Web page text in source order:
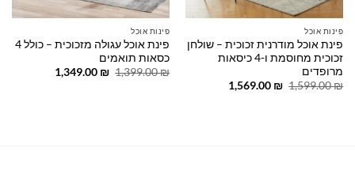
פינות אוכל
פינת אוכל מודרנית זכוכית – שולחן
זכוכית מחוסמת ו-4 כיסאות
מרופדים
1,599.00₪
המחיר
1,569.00 ₪
המחיר
פינות אוכל
פינת אוכל עגולה מזכוכית – כולל 4
כסאות תואמים
1,399.00₪
המחיר
1,349.00 ₪
המחיר